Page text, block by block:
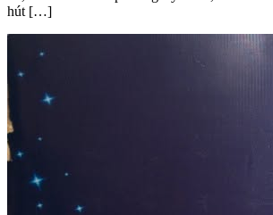
hút […]